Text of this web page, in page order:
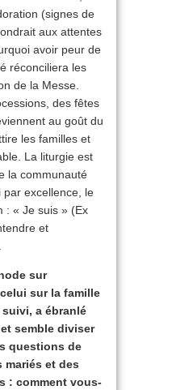
(signes de
aux attentes
avoir peur de
réconciliera les
de la Messe.
des fêtes
au goût du
les familles et
La liturgie est
la communauté
par excellence, le
: « Je suis » (Ex
et
sur
sur la famille
suivi, a ébranlé
semble diviser
questions de
mariés et des
: comment vous-